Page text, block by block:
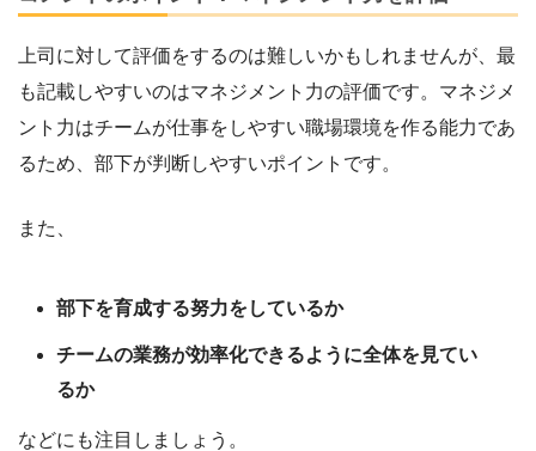
上司に対して評価をするのは難しいかもしれませんが、最
も記載しやすいのはマネジメント力の評価です。マネジメ
ント力はチームが仕事をしやすい職場環境を作る能力であ
るため、部下が判断しやすいポイントです。
また、
部下を育成する努力をしているか
チームの業務が効率化できるように全体を見てい
るか
などにも注目しましょう。